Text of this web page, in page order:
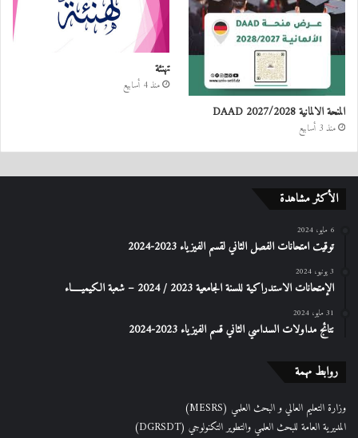
المنحة الالمانية DAAD 2027/2028
منذ 3 أسابيع
تهنئة
منذ 4 أسابيع
الأكثر مشاهدة
6 مايو، 2024
توقيت امتحانات الفصل الثاني لقسم الفيزياء 2023-2024
3 يونيو، 2024
الإمتحانات الاستدراكیة للسنة الجامعیة 2023 / 2024 – شعبة الكیمیـــــاء
31 مايو، 2024
نتائج مداولات السداسي الثاني قسم الفيزياء 2023-2024
روابط مهمة
وزارة التعليم العالي و البحث العلمي (MESRS)
المديرية العامة للبحث العلمي والتطوير التكنولوجي (DGRSDT)